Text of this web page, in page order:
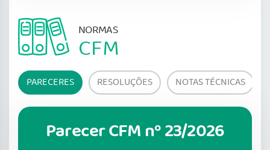
NORMAS
CFM
PARECERES RESOLUÇÕES NOTAS TÉCNICAS
Parecer CFM nº 23/2026